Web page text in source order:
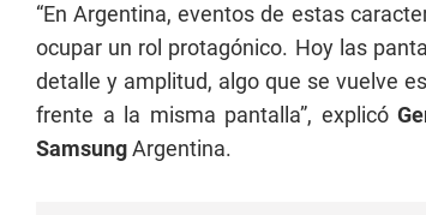
“En Argentina, eventos de estas
ocupar un rol protagónico. Hoy las
detalle y amplitud, algo que se vuelve
frente a la misma pantalla”, explicó
SamsungArgentina.